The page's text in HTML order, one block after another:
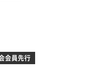
会員先行